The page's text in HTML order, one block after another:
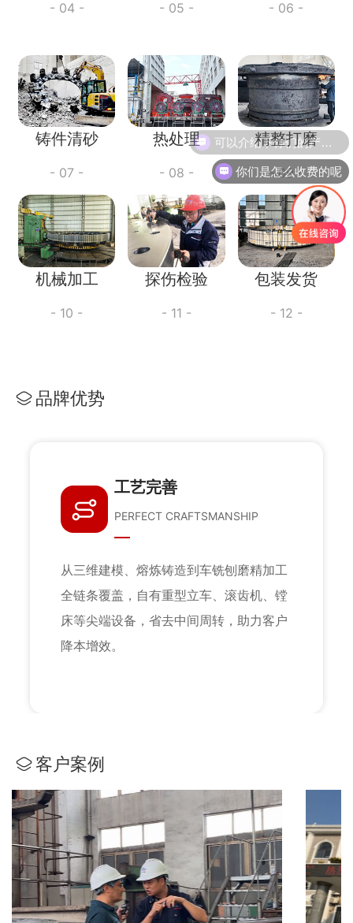
- 04 - - 05 - - 06 -
包装发货
- 12 -
探伤检验
- 11 -
机械加工
- 10 -
精整打磨
- 09 -
热处理
- 08 -
铸件清砂
- 07 -
品牌优势
工艺完善
PERFECT CRAFTSMANSHIP
从三维建模、熔炼铸造到车铣刨磨精加工
全链条覆盖，自有重型立车、滚齿机、镗
床等尖端设备，省去中间周转，助力客户
降本增效。
客户案例
你们是怎么收费的呢